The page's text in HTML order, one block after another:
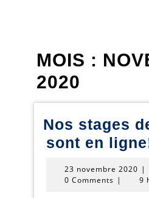
MOIS :
2020
Nos stages
sont en
23 novembre 2020 23|
0 Comments | 9